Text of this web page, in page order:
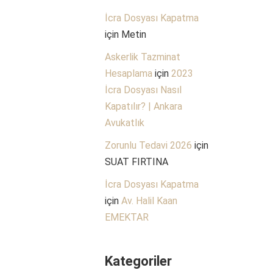
İcra Dosyası Kapatma
için Metin
Askerlik Tazminat
Hesaplama için 2023
İcra Dosyası Nasıl
Kapatılır? | Ankara
Avukatlık
Zorunlu Tedavi 2026 için
SUAT FIRTINA
İcra Dosyası Kapatma
için Av. Halil Kaan
EMEKTAR
Kategoriler